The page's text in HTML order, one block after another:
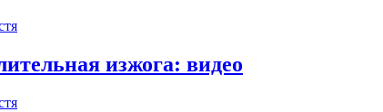
изжога: видео